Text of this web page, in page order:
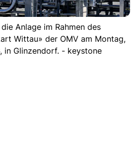
Anlage im Rahmen des
Wittau» der OMV am Montag,
in Glinzendorf. - keystone